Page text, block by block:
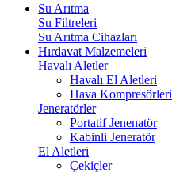
Su Arıtma
Su Filtreleri
Su Arıtma Cihazları
Hırdavat Malzemeleri
Havalı Aletler
Havalı El Aletleri
Hava Kompresörleri
Jeneratörler
Portatif Jenenatör
Kabinli Jeneratör
El Aletleri
Çekiçler